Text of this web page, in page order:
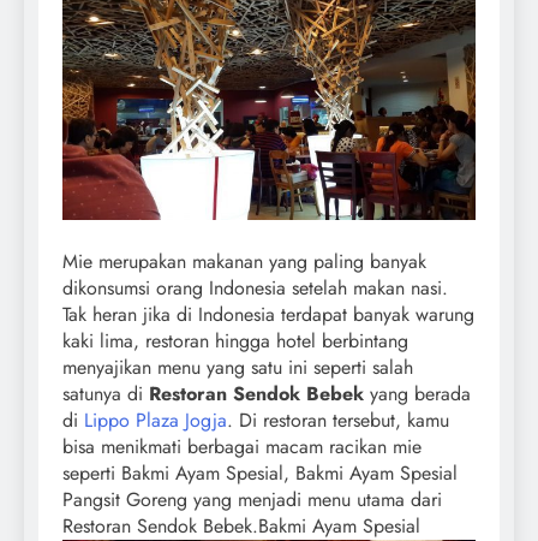
Mie merupakan makanan yang paling banyak
dikonsumsi orang Indonesia setelah makan nasi.
Tak heran jika di Indonesia terdapat banyak warung
kaki lima, restoran hingga hotel berbintang
menyajikan menu yang satu ini seperti salah
satunya di Restoran Sendok Bebek yang berada
di Lippo Plaza Jogja. Di restoran tersebut, kamu
bisa menikmati berbagai macam racikan mie
seperti Bakmi Ayam Spesial, Bakmi Ayam Spesial
Pangsit Goreng yang menjadi menu utama dari
Restoran Sendok Bebek.Bakmi Ayam Spesial